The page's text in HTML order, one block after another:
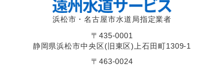
お問い合わせ浜松市・名古屋市水道局指定業者
〒435-0001
静岡県浜松市中央区(旧東区)上石田町1309-1
〒463-0024